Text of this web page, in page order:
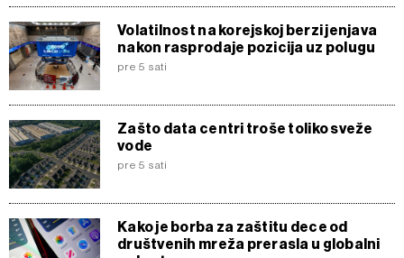
Volatilnost na korejskoj berzi jenjava
nakon rasprodaje pozicija uz polugu
pre 5 sati
Zašto data centri troše toliko sveže
vode
pre 5 sati
Kako je borba za zaštitu dece od
društvenih mreža prerasla u globalni